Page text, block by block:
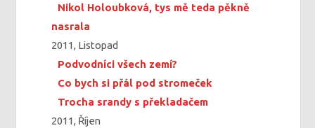
Nikol Holoubková, tys mě teda pěkně
nasrala
2011, Listopad
Podvodníci všech zemí?
Co bych si přál pod stromeček
Trocha srandy s překladačem
2011, Říjen